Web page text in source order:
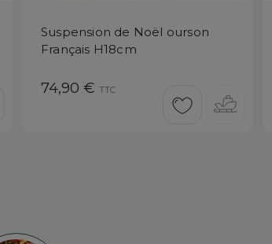
Suspension de Noël ourson
Français H18cm
Prix
74,90 € TTC